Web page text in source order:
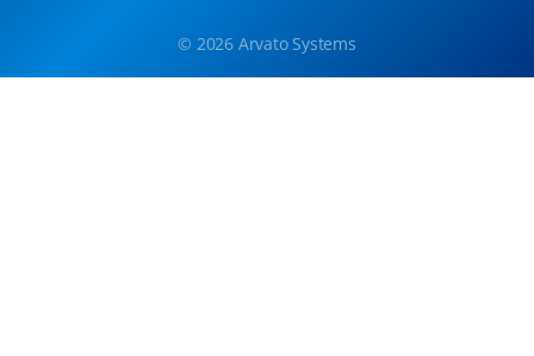
© 2026 Arvato Systems